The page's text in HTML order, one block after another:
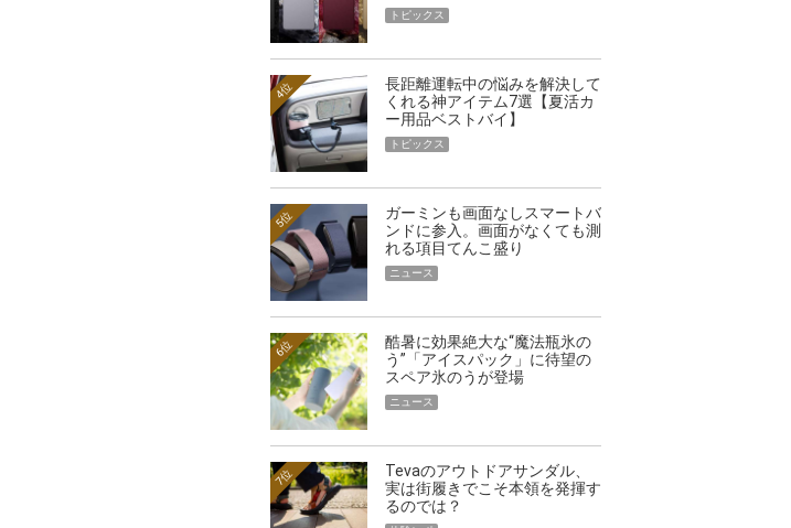
トピックス
長距離運転中の悩みを解決して
くれる神アイテム7選【夏活カ
ー用品ベストバイ】
4位
トピックス
ガーミンも画面なしスマートバ
ンドに参入。画面がなくても測
れる項目てんこ盛り
5位
ニュース
酷暑に効果絶大な“魔法瓶氷の
う”「アイスパック」に待望の
スペア氷のうが登場
6位
ニュース
Tevaのアウトドアサンダル、
実は街履きでこそ本領を発揮す
るのでは？
7位